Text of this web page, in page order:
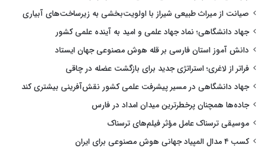
صیانت از میراث طبیعی شیراز با اولویت‌بخشی به زیرساخت‌های آبیاری
جهاد دانشگاهی؛ نماد جهاد علمی و امید به آینده علمی کشور
دانش آموز استان فارسی بر قله هوش مصنوعی جهان ایستاد
فراتر از لاغری؛ استراتژی جدید برای بازگشت عضله در چاقی
جهاد دانشگاهی در مسیر پیشرفت علمی کشور نقش‌آفرینی بیشتری کند
جاده‌ها همچنان پرخطرترین میدان امداد در فارس
موسیقی ترسناک عامل مؤثر فیلم‌های ترسناک
کسب ۴ مدال المپیاد جهانی هوش مصنوعی برای ایران